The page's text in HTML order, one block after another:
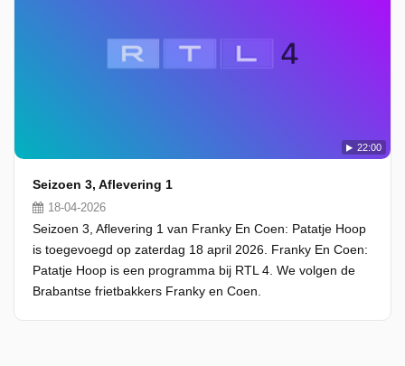
22:00
Seizoen 3, Aflevering 1
18-04-2026
Seizoen 3, Aflevering 1 van Franky En Coen: Patatje Hoop
is toegevoegd op zaterdag 18 april 2026. Franky En Coen:
Patatje Hoop is een programma bij RTL 4. We volgen de
Brabantse frietbakkers Franky en Coen.